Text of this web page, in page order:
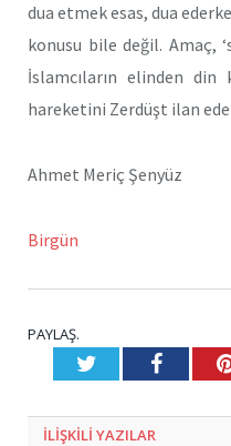
dua etmek esas, dua
konusu bile değil. Amaç,
İslamcıların elinden
hareketini Zerdüşt ilan
Ahmet Meriç Şenyüz
Birgün
PAYLAŞ.
Twitter
ILIŞKILI YAZILAR